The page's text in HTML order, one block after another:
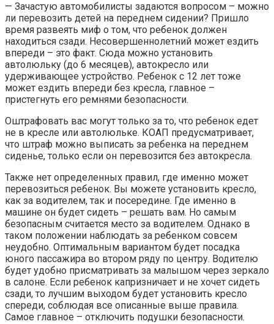
— Зачастую автомобилисты задаются вопросом – можно
ли перевозить детей на переднем сидении? Пришло
время развеять миф о том, что ребенок должен
находиться сзади. Несовершеннолетний может ездить
впереди – это факт. Сюда можно установить
автолюльку (до 6 месяцев), автокресло или
удерживающее устройство. Ребенок с 12 лет тоже
может ездить впереди без кресла, главное –
пристегнуть его ремнями безопасности.
Оштрафовать вас могут только за то, что ребенок едет
не в кресле или автолюльке. КОАП предусматривает,
что штраф можно выписать за ребенка на переднем
сиденье, только если он перевозится без автокресла.
Также нет определенных правил, где именно может
перевозиться ребенок. Вы можете установить кресло,
как за водителем, так и посередине. Где именно в
машине он будет сидеть – решать вам. Но самым
безопасным считается место за водителем. Однако в
таком положении наблюдать за ребенком совсем
неудобно. Оптимальным вариантом будет посадка
юного пассажира во втором ряду по центру. Водителю
будет удобно присматривать за малышом через зеркало
в салоне. Если ребенок капризничает и не хочет сидеть
сзади, то лучшим выходом будет установить кресло
спереди, соблюдая все описанные выше правила.
Самое главное – отключить подушки безопасности.